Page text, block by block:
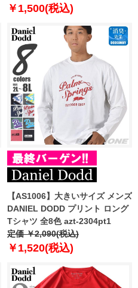
￥1,500(税込)
【AS1006】大きいサイズ メンズ
DANIEL DODD プリント ロング
Tシャツ 全8色 azt-2304pt1
定価 ￥2,090(税込)
￥1,520(税込)